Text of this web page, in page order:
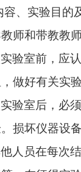
容、实验目的
师和带教教
验室前，应
做好有关实验
验室后，必
损坏仪器设
人员在每次